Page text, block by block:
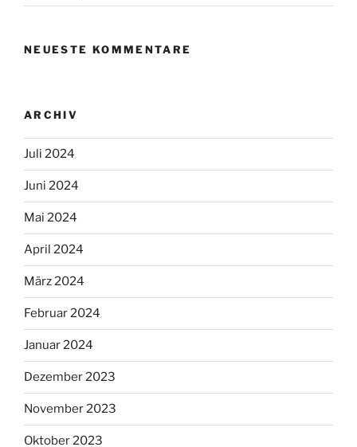
NEUESTE KOMMENTARE
ARCHIV
Juli 2024
Juni 2024
Mai 2024
April 2024
März 2024
Februar 2024
Januar 2024
Dezember 2023
November 2023
Oktober 2023